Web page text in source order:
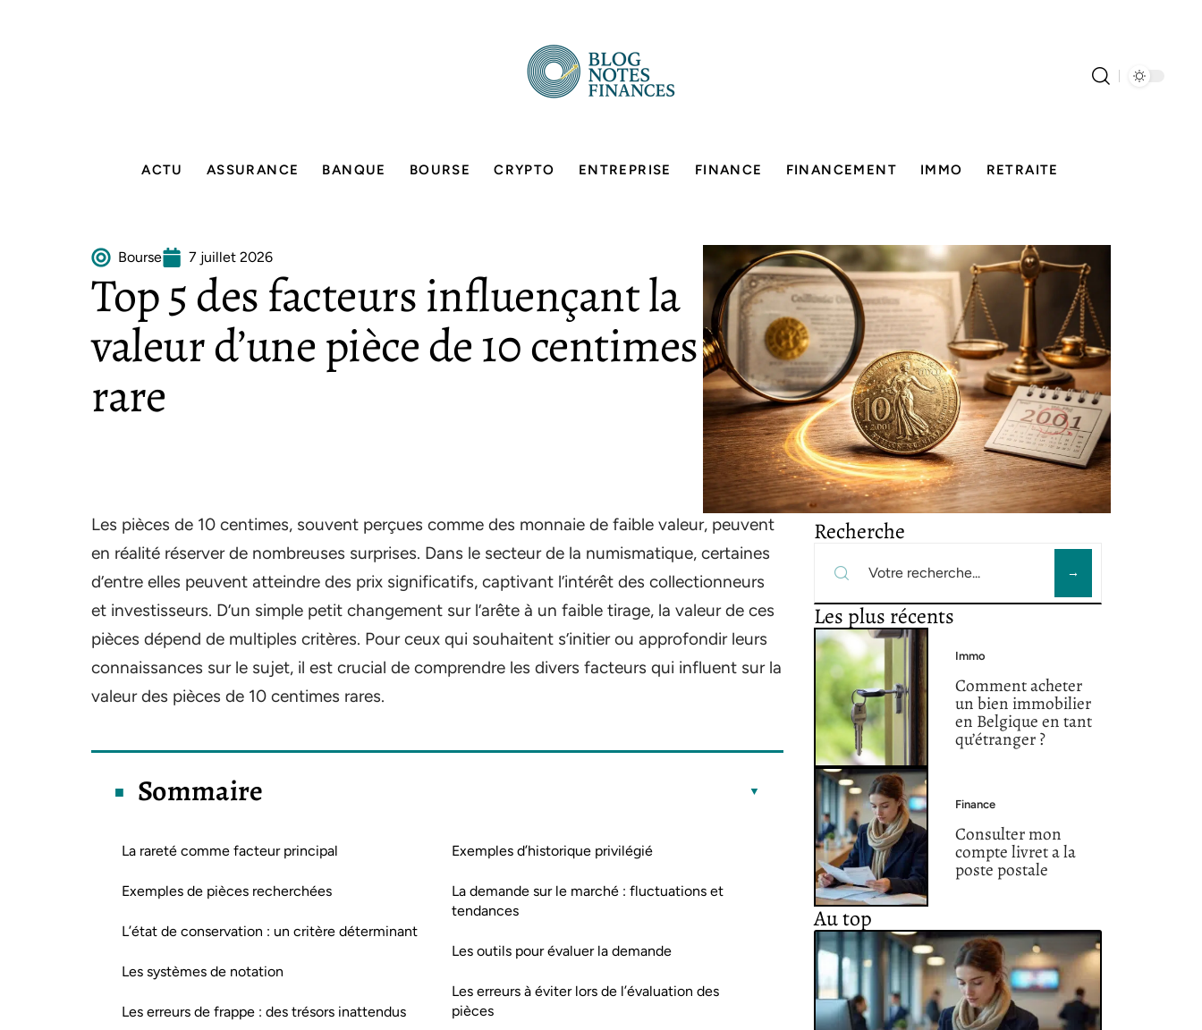
ACTU ASSURANCE BANQUE BOURSE CRYPTO ENTREPRISE FINANCE FINANCEMENT IMMO RETRAITE
Bourse 7 juillet 2026
Top 5 des facteurs influençant la
valeur d’une pièce de 10 centimes
rare
Les pièces de 10 centimes, souvent perçues comme des monnaie de faible valeur, peuvent
en réalité réserver de nombreuses surprises. Dans le secteur de la numismatique, certaines
d’entre elles peuvent atteindre des prix significatifs, captivant l’intérêt des collectionneurs
et investisseurs. D’un simple petit changement sur l’arête à un faible tirage, la valeur de ces
pièces dépend de multiples critères. Pour ceux qui souhaitent s’initier ou approfondir leurs
connaissances sur le sujet, il est crucial de comprendre les divers facteurs qui influent sur la
valeur des pièces de 10 centimes rares.
Sommaire
La rareté comme facteur principal
Exemples de pièces recherchées
L’état de conservation : un critère déterminant
Les systèmes de notation
Les erreurs de frappe : des trésors inattendus
Exemples d’historique privilégié
La demande sur le marché : fluctuations et
tendances
Les outils pour évaluer la demande
Les erreurs à éviter lors de l’évaluation des
pièces
Recherche
Les plus récents
Immo
Comment acheter
un bien immobilier
en Belgique en tant
qu’étranger ?
Finance
Consulter mon
compte livret a la
poste postale
Au top